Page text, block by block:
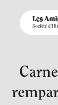
Les
Société